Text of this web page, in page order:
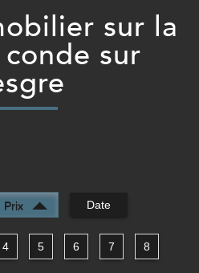
sur
Prix Date
4 5 6 7 8